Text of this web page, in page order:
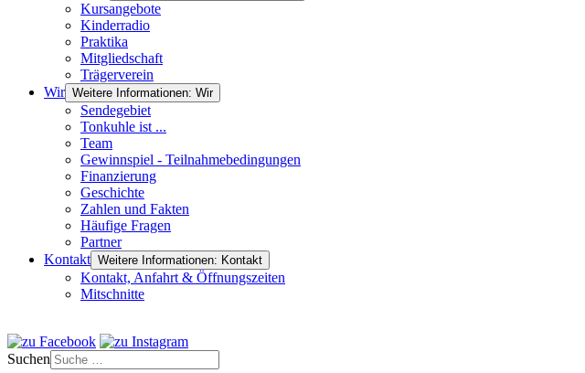
Kursangebote
Kinderradio
Praktika
Mitgliedschaft
Trägerverein
Wir Weitere Informationen: Wir
Sendegebiet
Tonkuhle ist ...
Team
Gewinnspiel - Teilnahmebedingungen
Finanzierung
Geschichte
Zahlen und Fakten
Häufige Fragen
Partner
Kontakt Weitere Informationen: Kontakt
Kontakt, Anfahrt & Öffnungszeiten
Mitschnitte
Suchen